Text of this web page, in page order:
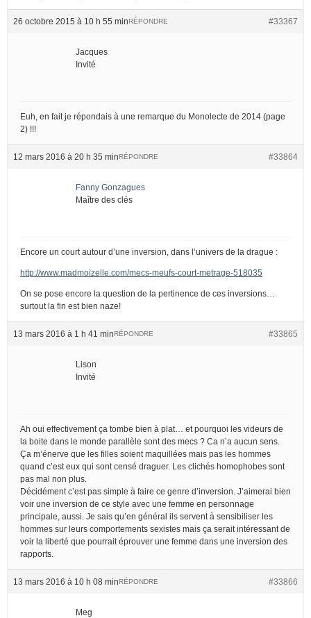
26 octobre 2015 à 10 h 55 min #33367
RÉPONDRE
Jacques
Invité
Euh, en fait je répondais à une remarque du Monolecte de 2014 (page
2) !!!
12 mars 2016 à 20 h 35 min #33864
RÉPONDRE
Fanny Gonzagues
Maître des clés
Encore un court autour d’une inversion, dans l’univers de la drague :
http://www.madmoizelle.com/mecs-meufs-court-metrage-518035
On se pose encore la question de la pertinence de ces inversions…
surtout la fin est bien naze!
13 mars 2016 à 1 h 41 min #33865
RÉPONDRE
Lison
Invité
Ah oui effectivement ça tombe bien à plat… et pourquoi les videurs de
la boite dans le monde parallèle sont des mecs ? Ca n’a aucun sens.
Ça m’énerve que les filles soient maquillées mais pas les hommes
quand c’est eux qui sont censé draguer. Les clichés homophobes sont
pas mal non plus.
Décidément c’est pas simple à faire ce genre d’inversion. J’aimerai bien
voir une inversion de ce style avec une femme en personnage
principale, aussi. Je sais qu’en général ils servent à sensibiliser les
hommes sur leurs comportements sexistes mais ça serait intéressant de
voir la liberté que pourrait éprouver une femme dans une inversion des
rapports.
13 mars 2016 à 10 h 08 min #33866
RÉPONDRE
Meg